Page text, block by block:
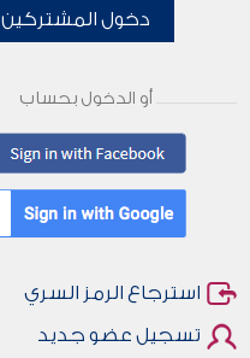
دخول المشتركين
أو الدخول بحساب
استرجاع الرمز السري
تسجيل عضو جديد